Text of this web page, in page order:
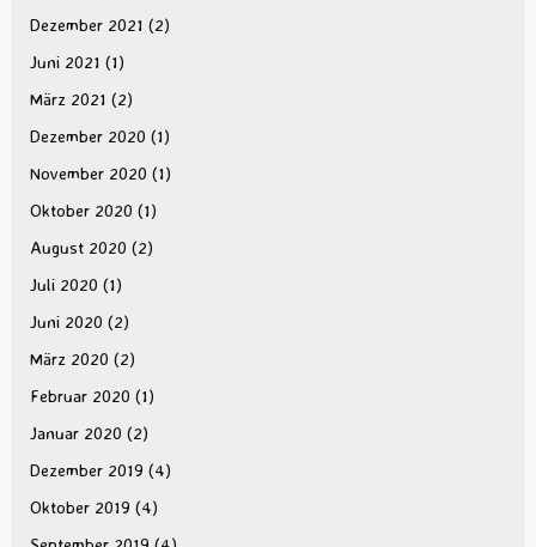
Dezember 2021 (2)
Juni 2021 (1)
März 2021 (2)
Dezember 2020 (1)
November 2020 (1)
Oktober 2020 (1)
August 2020 (2)
Juli 2020 (1)
Juni 2020 (2)
März 2020 (2)
Februar 2020 (1)
Januar 2020 (2)
Dezember 2019 (4)
Oktober 2019 (4)